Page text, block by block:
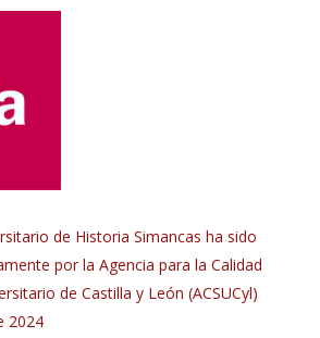
de Historia Simancas ha sido
por la Agencia para la Calidad
de Castilla y León (ACSUCyl)
2024